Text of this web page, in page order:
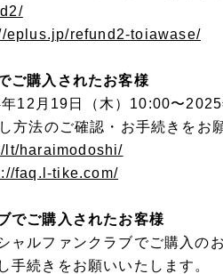
eplus.jp/refund2-toiawase/
ご購入されたお客様
12⽉19⽇（木）10:00〜
⽅法のご確認・お⼿続きをお
lt/haraimodoshi/
faq.l-tike.com/
でご購入されたお客様
ャルファンクラブでご購入
手続きをお願いいたします。